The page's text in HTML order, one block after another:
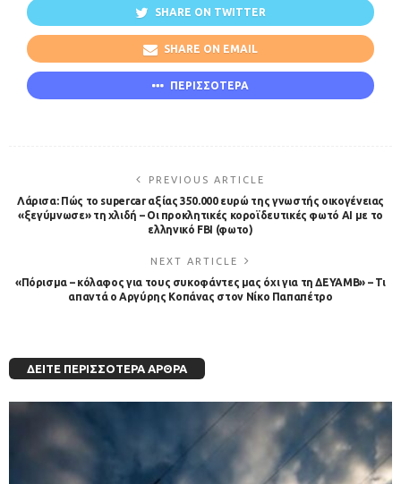
SHARE ON TWITTER
SHARE ON EMAIL
ΠΕΡΙΣΣΟΤΕΡΑ
PREVIOUS ARTICLE
Λάρισα: Πώς το supercar αξίας 350.000 ευρώ της γνωστής οικογένειας
«ξεγύμνωσε» τη χλιδή – Οι προκλητικές κοροϊδευτικές φωτό ΑΙ με το
ελληνικό FBI (φωτο)
NEXT ARTICLE
«Πόρισμα – κόλαφος για τους συκοφάντες μας όχι για τη ΔΕΥΑΜΒ» – Τι
απαντά ο Αργύρης Κοπάνας στον Νίκο Παπαπέτρο
ΔΕΊΤΕ ΠΕΡΙΣΣΌΤΕΡΑ ΆΡΘΡΑ